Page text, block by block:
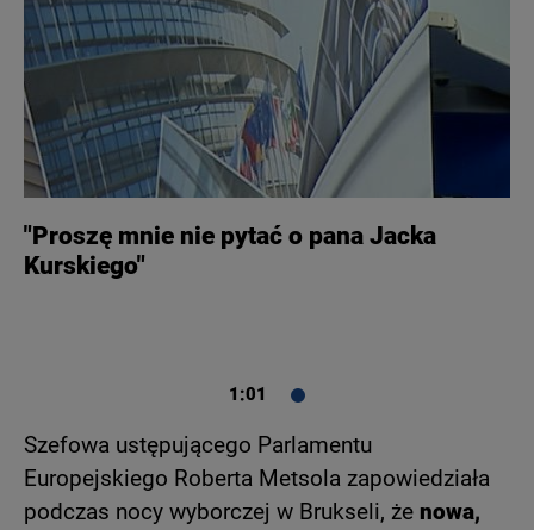
"Proszę mnie nie pytać o pana Jacka
Kurskiego"
1:01
Szefowa ustępującego Parlamentu
Europejskiego Roberta Metsola zapowiedziała
podczas nocy wyborczej w Brukseli, że nowa,